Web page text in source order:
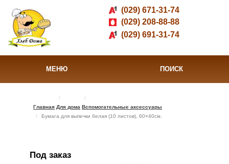
(029) 671-31-74
(029) 208-88-88
(029) 691-31-74
МЕНЮ ПОИСК
Главная Для дома Вспомогательные аксессуары
Бумага для выпечки белая (10 листов), 60×40см.
Под заказ